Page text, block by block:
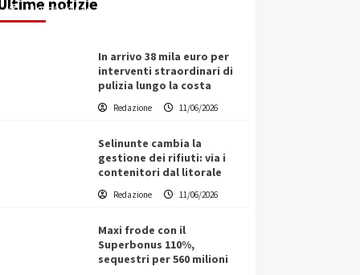
Filippo Cardinale
In arrivo 38 mila euro per
interventi straordinari di
pulizia lungo la costa
Redazione 11/06/2026
Selinunte cambia la
gestione dei rifiuti: via i
contenitori dal litorale
Redazione 11/06/2026
Maxi frode con il
Superbonus 110%,
sequestri per 560 milioni